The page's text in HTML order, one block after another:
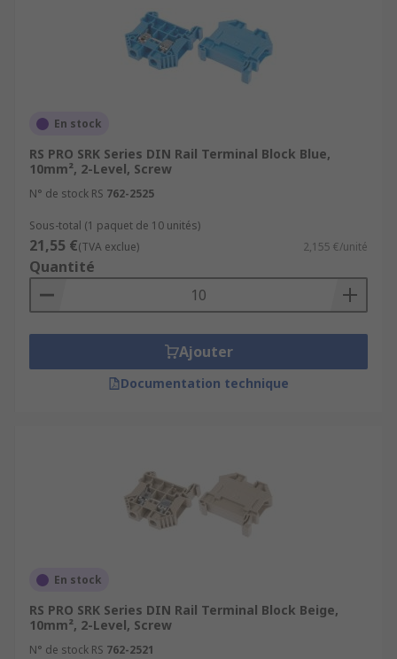
En stock
RS PRO SRK Series DIN Rail Terminal Block Blue,
10mm², 2-Level, Screw
N° de stock RS 762-2525
Sous-total (1 paquet de 10 unités)
21,55 €(TVA exclue) 2,155 €/unité
Quantité
Ajouter
Documentation technique
En stock
RS PRO SRK Series DIN Rail Terminal Block Beige,
10mm², 2-Level, Screw
N° de stock RS 762-2521